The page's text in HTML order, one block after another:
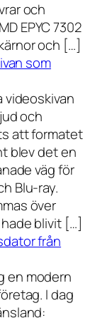
och
EPYC 7302
och […]
som
videoskivan
och
att formatet
blev det en
väg för
Blu-ray.
över
blivit […]
från
en modern
I dag